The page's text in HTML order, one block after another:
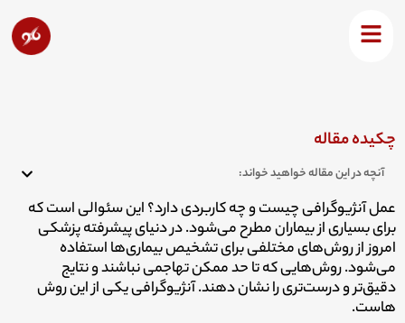
آنژیوگرافی چیست؟
چکیده مقاله
آنچه در این مقاله خواهید خواند:
عمل آنژیوگرافی چیست و چه کاربردی دارد؟ این سئوالی است که
برای بسیاری از بیماران مطرح می‌شود.در دنیای پیشرفته پزشکی
امروز از روش‌های مختلفی برای تشخیص بیماری‌ها استفاده
می‌شود. روش‌هایی که تا حد ممکن تهاجمی نباشند و نتایج
دقیق‌تر و درست‌تری را نشان دهند.آنژیوگرافی یکی از این روش
هاست.